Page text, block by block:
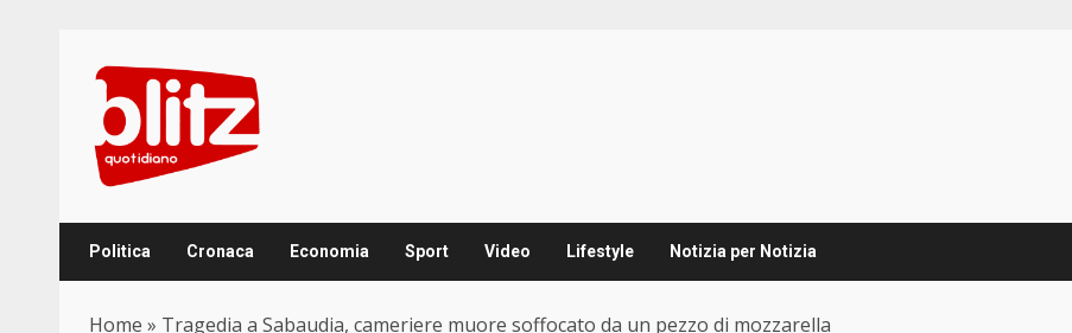
content
Politica Cronaca Economia Sport Video Lifestyle Notizia per Notizia
Home » Tragedia a Sabaudia, cameriere muore soffocato da un pezzo di mozzarella